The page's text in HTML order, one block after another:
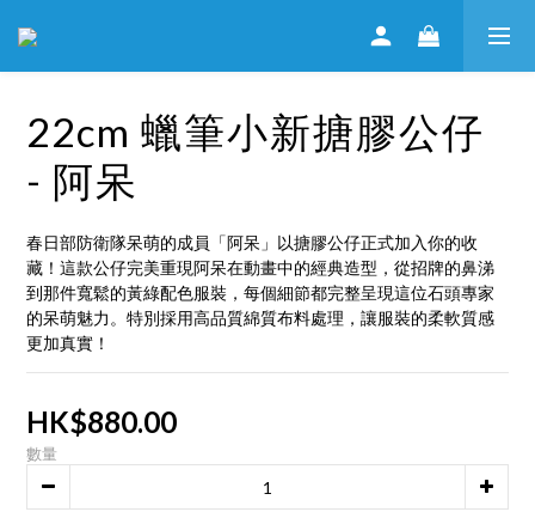
22cm 蠟筆小新搪膠公仔
- 阿呆
春日部防衛隊呆萌的成員「阿呆」以搪膠公仔正式加入你的收
藏！這款公仔完美重現阿呆在動畫中的經典造型，從招牌的鼻涕
到那件寬鬆的黃綠配色服裝，每個細節都完整呈現這位石頭專家
的呆萌魅力。特別採用高品質綿質布料處理，讓服裝的柔軟質感
更加真實！
HK$880.00
數量